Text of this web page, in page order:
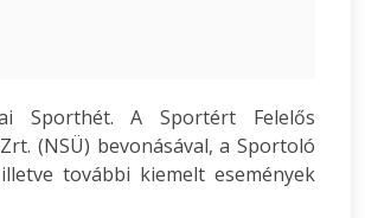
Sporthét. A Sportért Felelős
(NSÜ) bevonásával, a Sportoló
további kiemelt események